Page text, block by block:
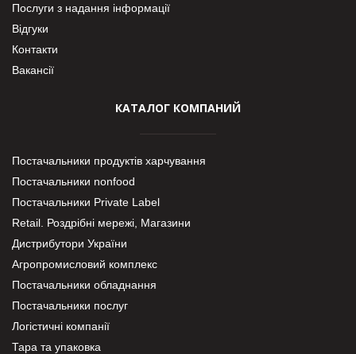
Послуги з надання інформації
Відгуки
Контакти
Вакансії
КАТАЛОГ КОМПАНИЙ
Постачальники продуктів харчування
Постачальники nonfood
Постачальники Private Label
Retail. Роздрібні мережі, Магазини
Дистрибутори України
Агропромисловий комплекс
Постачальники обладнання
Постачальники послуг
Логістичні компанії
Тара та упаковка